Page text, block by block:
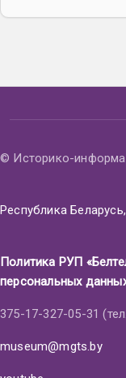
© Историко-
Республика
Политика РУП
персональных
375-17-327-05-31
museum@mgts.by